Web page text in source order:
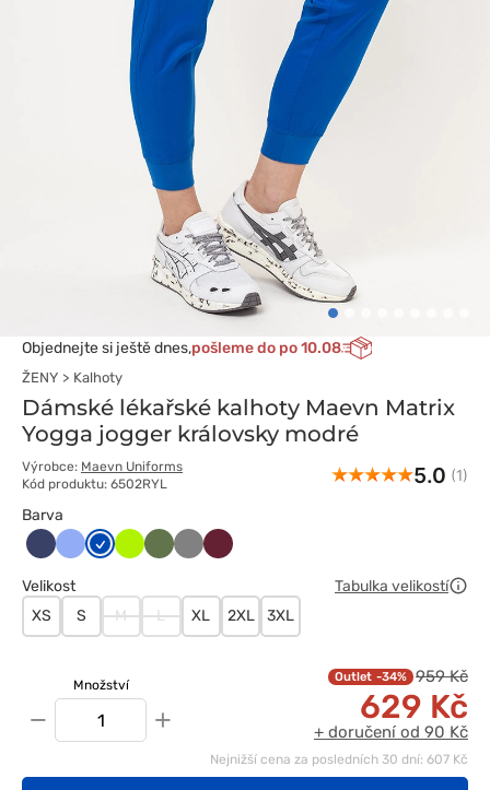
Objednejte si ještě dnes,pošleme do po 10.08
ŽENY Kalhoty
Dámské lékařské kalhoty Maevn Matrix
Yogga jogger královsky modré
Výrobce: Maevn Uniforms
Kód produktu: 6502RYL
5.0 (1)
Barva
CiemnyKlasyczny
Królewski
LimonkaOliwkowy
Szary Wiśniowy
Velikost
Tabulka velikostí
XS
S M L XL 2XL 3XL
Množství
− +
-34% 959 Kč
629 Kč
+ doručení od 90 Kč
Nejnižší cena za posledních 30 dní: 607 Kč